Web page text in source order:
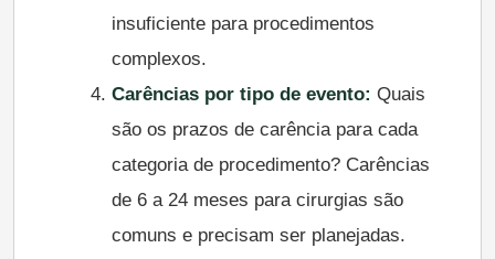
insuficiente para procedimentos
complexos.
Carências por tipo de evento: Quais
são os prazos de carência para cada
categoria de procedimento? Carências
de 6 a 24 meses para cirurgias são
comuns e precisam ser planejadas.